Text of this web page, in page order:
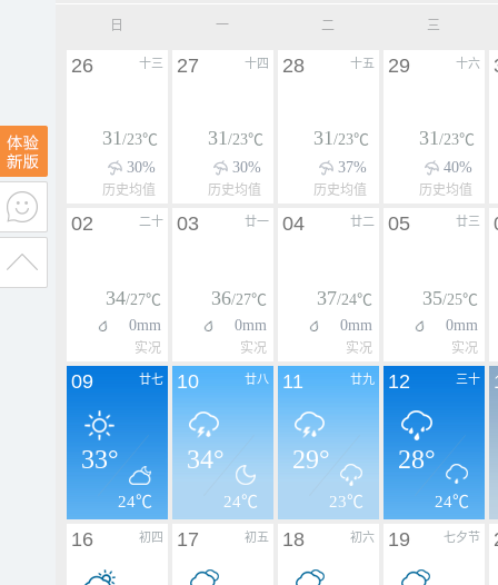
日 一 二 三
十三
26
31/23℃
30%
历史均值
十四
27
31/23℃
30%
历史均值
十五
28
31/23℃
37%
历史均值
十六
29
31/23℃
40%
历史均值
二十
02
34/27℃
0mm
实况
廿一
03
36/27℃
0mm
实况
廿二
04
37/24℃
0mm
实况
廿三
05
35/25℃
0mm
实况
廿七
09
33°
24℃
廿八
10
34°
24℃
廿九
11
29°
23℃
三十
12
28°
24℃
初四
16 初五
17 初六
18 七夕节
19